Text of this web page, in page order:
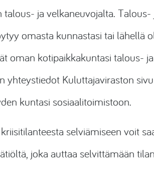
talous- ja velkaneuvojalta. Talous-
omasta kunnastasi tai lähellä
oman kotipaikkakuntasi talous- ja
yhteystiedot Kuluttajaviraston
kuntasi sosiaalitoimistoon.
selviämiseen voit
joka auttaa selvittämään